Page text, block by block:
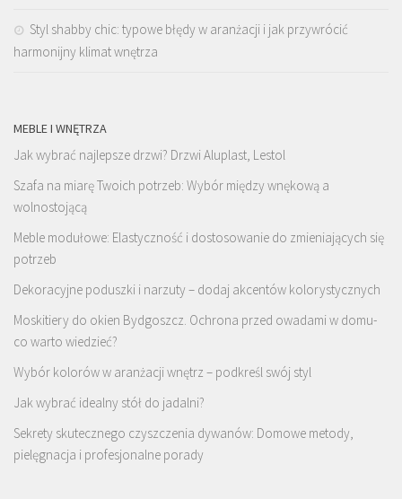
Styl shabby chic: typowe błędy w aranżacji i jak przywrócić
harmonijny klimat wnętrza
MEBLE I WNĘTRZA
Jak wybrać najlepsze drzwi? Drzwi Aluplast, Lestol
Szafa na miarę Twoich potrzeb: Wybór między wnękową a
wolnostojącą
Meble modułowe: Elastyczność i dostosowanie do zmieniających się
potrzeb
Dekoracyjne poduszki i narzuty – dodaj akcentów kolorystycznych
Moskitiery do okien Bydgoszcz. Ochrona przed owadami w domu-
co warto wiedzieć?
Wybór kolorów w aranżacji wnętrz – podkreśl swój styl
Jak wybrać idealny stół do jadalni?
Sekrety skutecznego czyszczenia dywanów: Domowe metody,
pielęgnacja i profesjonalne porady